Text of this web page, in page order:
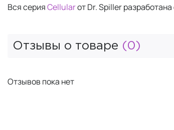
Вся серияCellularот Dr. Spiller
Отзывы о товаре (0)
Отзывов пока нет